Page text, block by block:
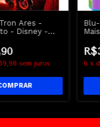
Ares -
- Disney -
sem juros 6 x